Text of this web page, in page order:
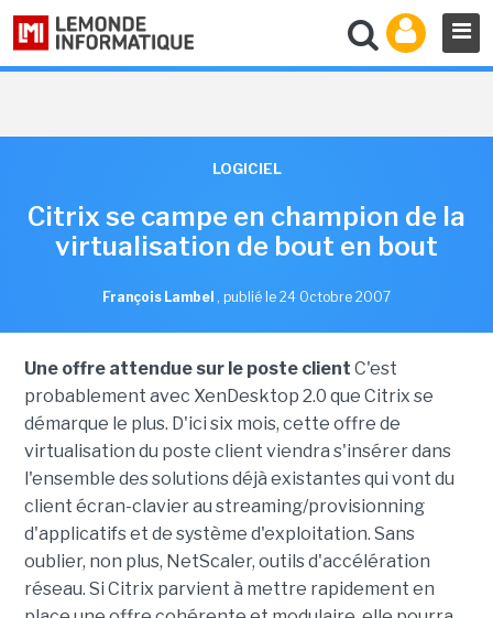
LOGICIEL
Citrix se campe en champion de la
virtualisation de bout en bout
François Lambel , publié le 24 Octobre 2007
Une offre attendue sur le poste client C'est
probablement avec XenDesktop 2.0 que Citrix se
démarque le plus. D'ici six mois, cette offre de
virtualisation du poste client viendra s'insérer dans
l'ensemble des solutions déjà existantes qui vont du
client écran-clavier au streaming/provisionning
d'applicatifs et de système d'exploitation. Sans
oublier, non plus, NetScaler, outils d'accélération
réseau. Si Citrix parvient à mettre rapidement en